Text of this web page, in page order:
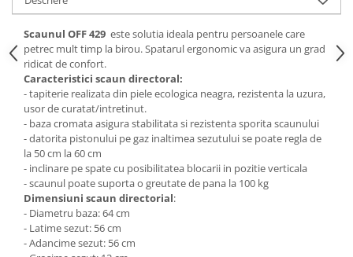
Mese gradinita
Scaune gradinita
Set mese si scaune gradinita
Mobilier copii
Mobila camera copii
Scaune birou pentru copii
Saltele patuturi copii
Paturi copii
Masa si scaune gradinita
Seturi comode living si dormitor
Scaunul OFF 429 este solutia ideala pentru persoanele care
petrec mult timp la birou. Spatarul ergonomic va asigura un grad
ridicat de confort.
Caracteristici scaun directoral:
- tapiterie realizata din piele ecologica neagra, rezistenta la uzura,
usor de curatat/intretinut.
- baza cromata asigura stabilitata si rezistenta sporita scaunului
- datorita pistonului pe gaz inaltimea sezutului se poate regla de
la 50 cm la 60 cm
- inclinare pe spate cu posibilitatea blocarii in pozitie verticala
- scaunul poate suporta o greutate de pana la 100 kg
Dimensiuni scaun directorial:
- Diametru baza: 64 cm
- Latime sezut: 56 cm
- Adancime sezut: 56 cm